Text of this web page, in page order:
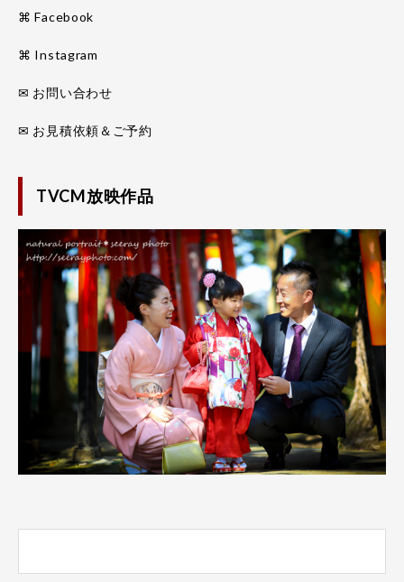
⌘ Facebook
⌘ Instagram
✉ お問い合わせ
✉ お見積依頼＆ご予約
TVCM放映作品